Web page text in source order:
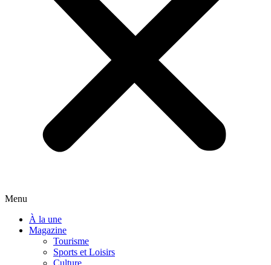
Menu
À la une
Magazine
Tourisme
Sports et Loisirs
Culture